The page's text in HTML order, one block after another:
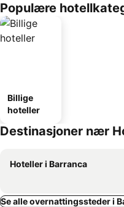
Populære
Billige
hoteller
Destinasjoner nær
Hoteller i Barranca
Se alle overnattingssteder i